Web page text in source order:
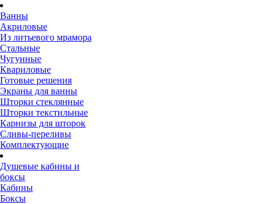
Ванны
Акриловые
Из литьевого мрамора
Стальные
Чугунные
Квариловые
Готовые решения
Экраны для ванны
Шторки стеклянные
Шторки текстильные
Карнизы для шторок
Сливы-переливы
Комплектующие
Душевые кабины и
боксы
Кабины
Боксы